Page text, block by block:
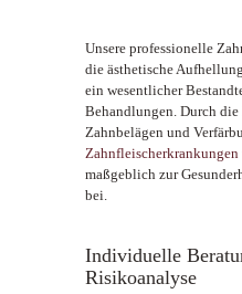
Unsere professionelle
die ästhetische
ein wesentlicher
Behandlungen. Durch
Zahnbelägen und
Zahnfleischerkrankungen
maßgeblich zur
bei.
Individuelle
Risikoanalyse